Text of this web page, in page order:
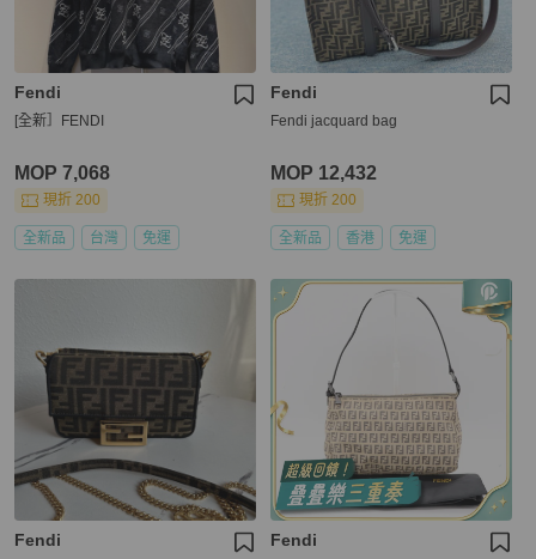
Fendi
[全新］FENDI
MOP 7,068
現折 200
全新品 台灣 免運
Fendi
Fendi jacquard bag
MOP 12,432
現折 200
全新品 香港 免運
Fendi Fendi